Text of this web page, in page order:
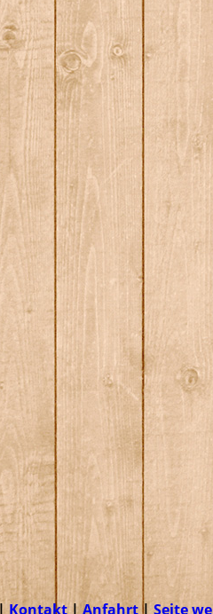
Kontakt|Anfahrt|Seite